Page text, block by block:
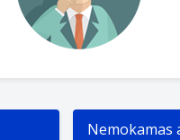
Nemokamas